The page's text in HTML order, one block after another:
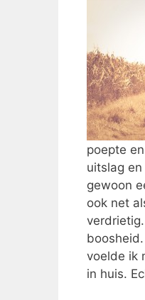
poepte
uitslag
gewoon
ook net
voelde ik
in huis.